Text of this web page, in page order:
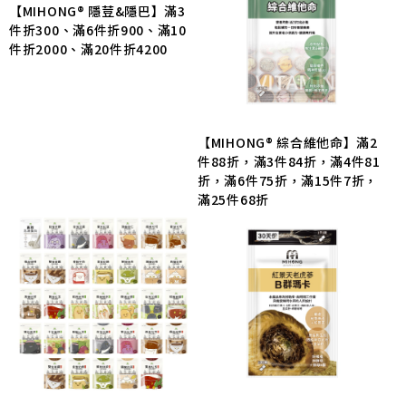
【MIHONG® 隱荳&隱巴】滿3
件折300、滿6件折900、滿10
件折2000、滿20件折4200
【MIHONG® 綜合維他命】滿2
件88折，滿3件84折，滿4件81
折，滿6件75折，滿15件7折，
滿25件68折